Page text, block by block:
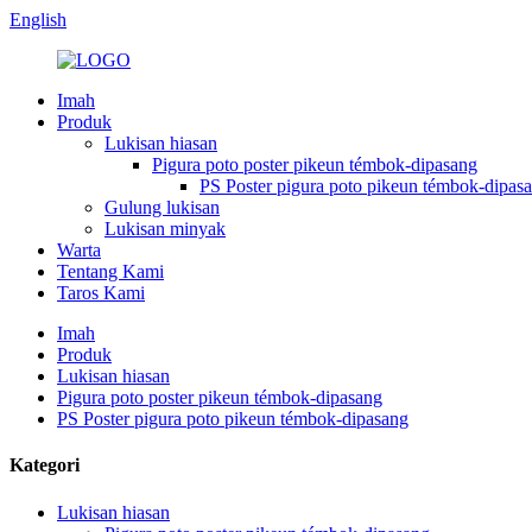
English
Imah
Produk
Lukisan hiasan
Pigura poto poster pikeun témbok-dipasang
PS Poster pigura poto pikeun témbok-
Gulung lukisan
Lukisan minyak
Warta
Tentang Kami
Taros Kami
Imah
Produk
Lukisan hiasan
Pigura poto poster pikeun témbok-dipasang
PS Poster pigura poto pikeun témbok-dipasang
Kategori
Lukisan hiasan